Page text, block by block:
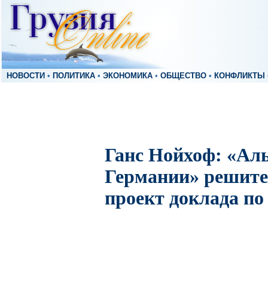
НОВОСТИ • ПОЛИТИКА • ЭКОНОМИКА • ОБЩЕСТВО • КОНФЛИКТЫ
Ганс Нойхоф:
Германии»
проект доклада